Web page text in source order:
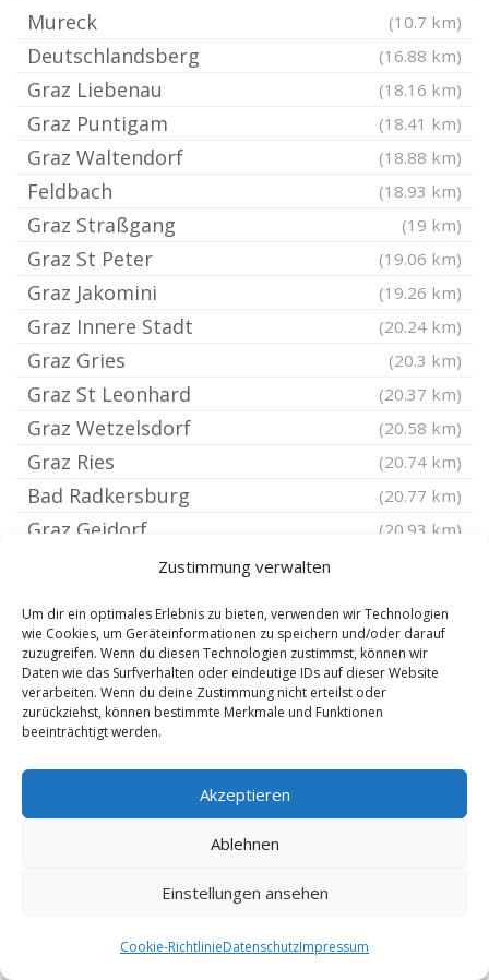
Zustimmung verwalten
Um dir ein optimales Erlebnis zu bieten, verwenden wir Technologien
wie Cookies, um Geräteinformationen zu speichern und/oder darauf
zuzugreifen. Wenn du diesen Technologien zustimmst, können wir
Daten wie das Surfverhalten oder eindeutige IDs auf dieser Website
verarbeiten. Wenn du deine Zustimmung nicht erteilst oder
zurückziehst, können bestimmte Merkmale und Funktionen
beeinträchtigt werden.
Akzeptieren
Ablehnen
Einstellungen ansehen
Cookie-RichtlinieDatenschutzImpressum
Mureck (10.7 km)
Deutschlandsberg (16.88 km)
Graz Liebenau (18.16 km)
Graz Puntigam (18.41 km)
Graz Waltendorf (18.88 km)
Feldbach (18.93 km)
Graz Straßgang (19 km)
Graz St Peter (19.06 km)
Graz Jakomini (19.26 km)
Graz Innere Stadt (20.24 km)
Graz Gries (20.3 km)
Graz St Leonhard (20.37 km)
Graz Wetzelsdorf (20.58 km)
Graz Ries (20.74 km)
Bad Radkersburg (20.77 km)
Graz Geidorf (20.93 km)
Graz Mariatrost (21.71 km)
Graz Andritz (22.04 km)
Graz Gösting (22.73 km)
Graz
Fehring (23.54 km)